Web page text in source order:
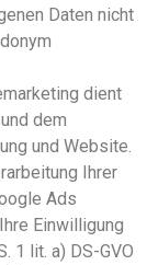
Daten nicht
dient
dem
und Website.
Ihrer
Ads
Einwilligung
1 lit. a) DS-GVO